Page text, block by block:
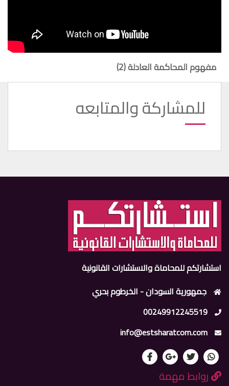
للمشاركة والمتابعه
مفهوم المحاكمة العادلة (2)
استشارتكم للمحاماة والاستشارات القانونية
00249912245519
info@estsharatcom.com
روابط مهمة